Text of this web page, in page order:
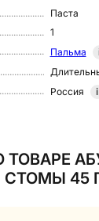
Паста
1
Пальма
Россия i
45